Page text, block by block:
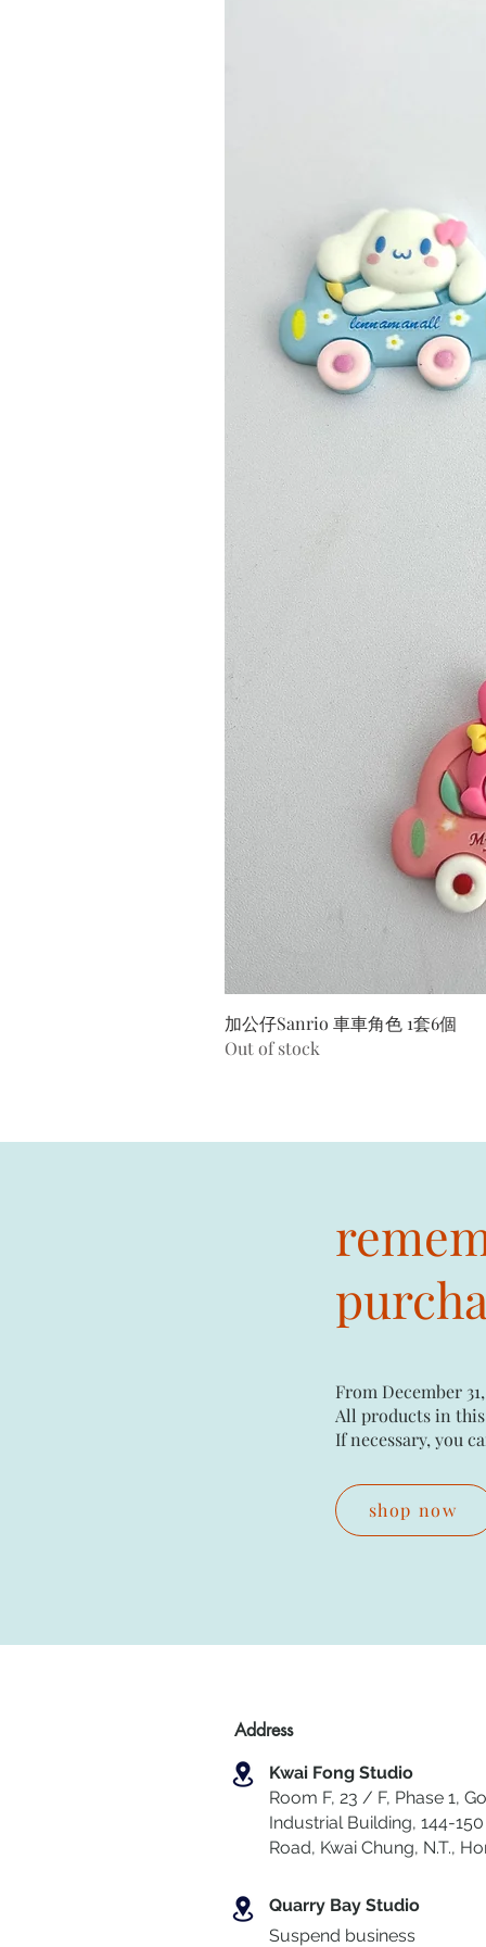
加公仔Sanrio 車車角色 1套6個
Out of stock
From December
All products in
If necessary, you
shop now
Address
Kwai Fong Studio
Room F, 23 / F, Phase 1,
Industrial Building, 144-150
Road, Kwai Chung, N.T.,
Quarry Bay Studio
Suspend business